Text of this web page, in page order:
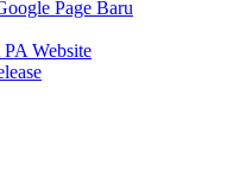
Page Baru
Website